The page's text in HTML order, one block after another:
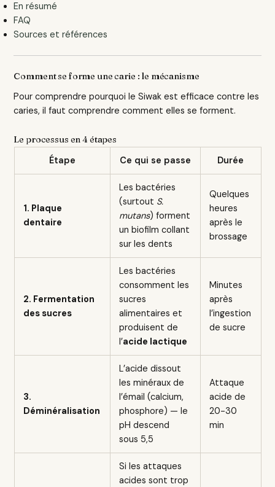
En résumé
FAQ
Sources et références
Comment se forme une carie : le mécanisme
Pour comprendre pourquoi le Siwak est efficace contre les
caries, il faut comprendre comment elles se forment.
Le processus en 4 étapes
Étape Ce qui se passe Durée
1. Plaque
dentaire
Les bactéries
(surtout S.
mutans) forment
un biofilm collant
sur les dents
Quelques
heures
après le
brossage
2. Fermentation
des sucres
Les bactéries
consomment les
sucres
alimentaires et
produisent de
l’acide lactique
Minutes
après
l’ingestion
de sucre
3.
Déminéralisation
L’acide dissout
les minéraux de
l’émail (calcium,
phosphore) — le
pH descend
sous 5,5
Attaque
acide de
20-30
min
Si les attaques
acides sont trop